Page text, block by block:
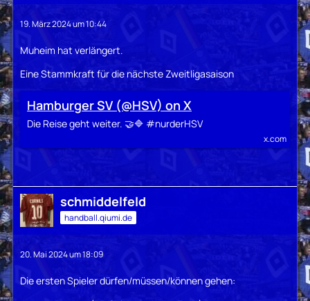
19. März 2024 um 10:44
Muheim hat verlängert.
Eine Stammkraft für die nächste Zweitligasaison
Hamburger SV (@HSV) on X
Die Reise geht weiter. 🤝🔷 #nurderHSV
x.com
schmiddelfeld
handball.qiumi.de
20. Mai 2024 um 18:09
Die ersten Spieler dürfen/müssen/können gehen: